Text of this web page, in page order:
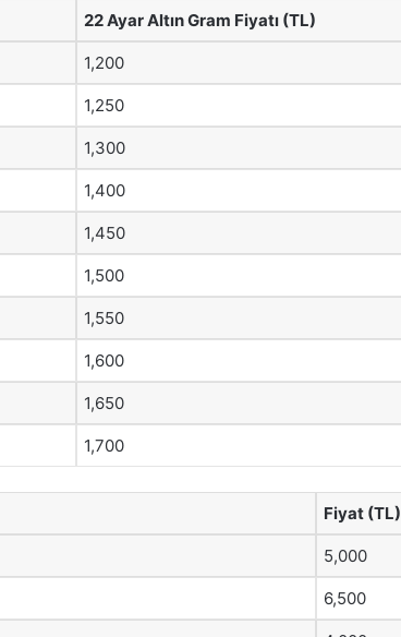
22 Ayar Altın Gram Fiyatı (TL)
1,200
1,250
1,300
1,400
1,450
1,500
1,550
1,600
1,650
1,700
Fiyat (TL)
5,000
6,500